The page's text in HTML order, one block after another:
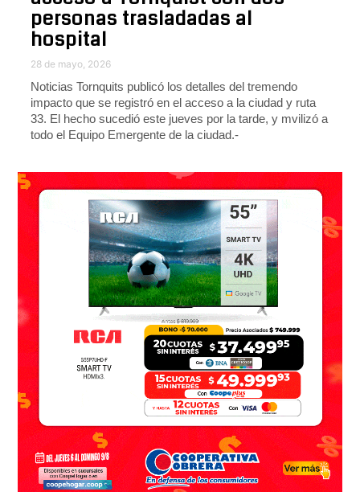
personas trasladadas al
hospital
28 de mayo, 2026
Noticias Tornquits publicó los detalles del tremendo
impacto que se registró en el acceso a la ciudad y ruta
33. El hecho sucedió este jueves por la tarde, y mvilizó a
todo el Equipo Emergente de la ciudad.-